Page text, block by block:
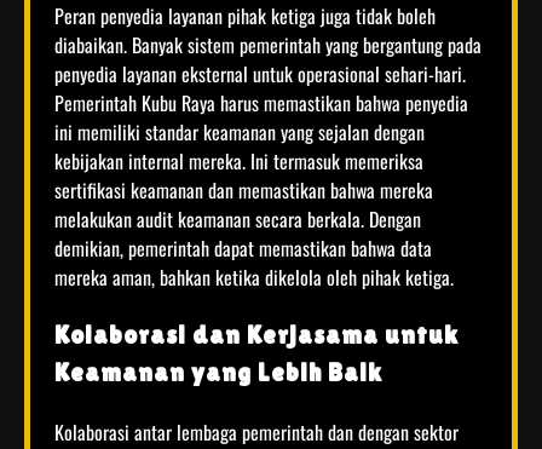
Peran penyedia layanan pihak ketiga juga tidak boleh
diabaikan. Banyak sistem pemerintah yang bergantung pada
penyedia layanan eksternal untuk operasional sehari-hari.
Pemerintah Kubu Raya harus memastikan bahwa penyedia
ini memiliki standar keamanan yang sejalan dengan
kebijakan internal mereka. Ini termasuk memeriksa
sertifikasi keamanan dan memastikan bahwa mereka
melakukan audit keamanan secara berkala. Dengan
demikian, pemerintah dapat memastikan bahwa data
mereka aman, bahkan ketika dikelola oleh pihak ketiga.
Kolaborasi dan Kerjasama untuk
Keamanan yang Lebih Baik
Kolaborasi antar lembaga pemerintah dan dengan sektor